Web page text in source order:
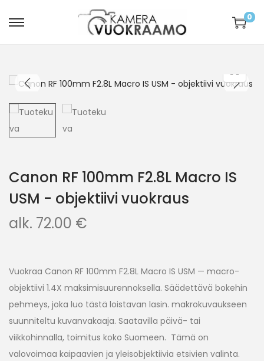
0
Canon RF 100mm F2.8L Macro IS
USM - objektiivi vuokraus
alk. 72.00 €
Vuokraa Canon RF 100mm F2.8L Macro IS USM — macro-
objektiivi 1.4X maksimisuurennoksella. Säädettävä bokehin
pehmeys, joka luo tästä loistavan lasin. makrokuvaukseen
suunniteltu kuvanvakaaja. Saatavilla päivä- tai
viikkohinnalla, toimitus koko Suomeen. Tämä on
valovoimaa kaipaavien ja yleisobjektiivia etsivien valinta.